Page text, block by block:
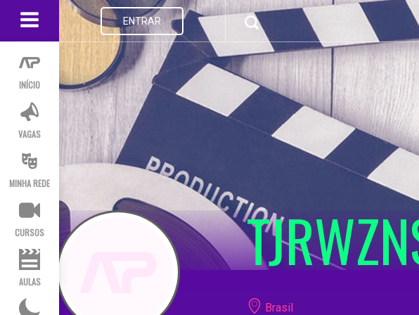
INÍCIO
VAGAS
MINHA REDE
CURSOS
AULAS
ENTRAR
Brasil